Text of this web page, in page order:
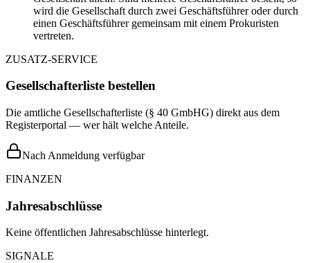
wird die Gesellschaft durch zwei Geschäftsführer oder durch
einen Geschäftsführer gemeinsam mit einem Prokuristen
vertreten.
ZUSATZ-SERVICE
Gesellschafterliste bestellen
Die amtliche Gesellschafterliste (§ 40 GmbHG) direkt aus dem
Registerportal — wer hält welche Anteile.
Nach Anmeldung verfügbar
FINANZEN
Jahresabschlüsse
Keine öffentlichen Jahresabschlüsse hinterlegt.
SIGNALE